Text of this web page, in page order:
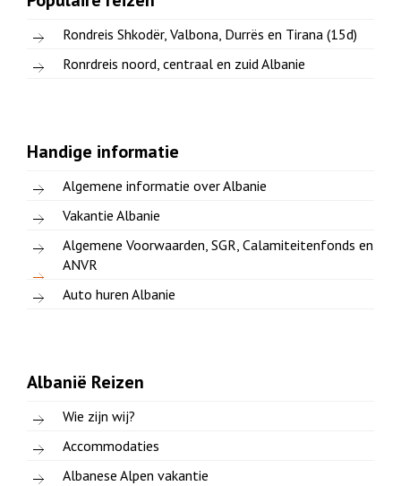
Rondreis Shkodër, Valbona, Durrës en Tirana (15d)
Ronrdreis noord, centraal en zuid Albanie
Handige informatie
Algemene informatie over Albanie
Vakantie Albanie
Algemene Voorwaarden, SGR, Calamiteitenfonds en
ANVR
Auto huren Albanie
Albanië Reizen
Wie zijn wij?
Accommodaties
Albanese Alpen vakantie